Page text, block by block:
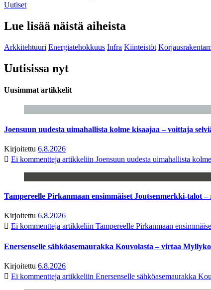
Uutiset
Lue lisää näistä aiheista
Arkkitehtuuri Energiatehokkuus Infra Kiinteistöt
Uutisissa nyt
Uusimmat artikkelit
Joensuun uudesta uimahallista kolme kisaajaa – voittaja
Kirjoitettu 6.8.2026
Ei kommentteja artikkeliin Joensuun uudesta uimahallista
Tampereelle Pirkanmaan ensimmäiset Joutsenmerkki-talot
Kirjoitettu 6.8.2026
Ei kommentteja artikkeliin Tampereelle Pirkanmaan
Enersenselle sähköasemaurakka Kouvolasta – virtaa
Kirjoitettu 6.8.2026
Ei kommentteja artikkeliin Enersenselle sähköasemaurakka